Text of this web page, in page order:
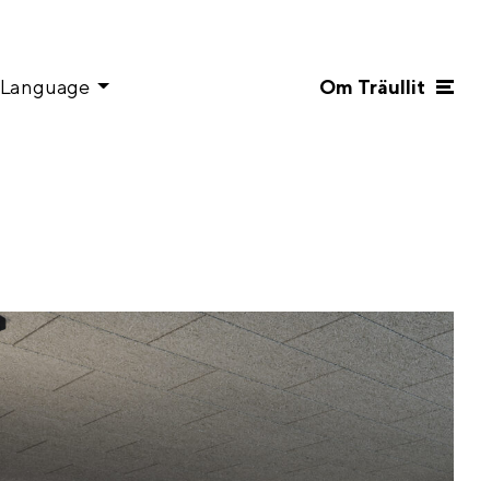
Language Om Träullit